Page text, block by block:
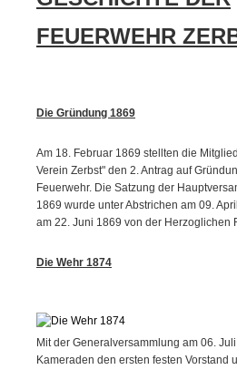
FEUERWEHR
Die Gründung 1869
Am 18. Februar 1869 stellten die
Verein Zerbst" den 2. Antrag auf
Feuerwehr. Die Satzung der
1869 wurde unter Abstrichen am 09.
am 22. Juni 1869 von der Herzoglichen
Die Wehr 1874
Mit der Generalversammlung am 06.
Kameraden den ersten festen Vorstand